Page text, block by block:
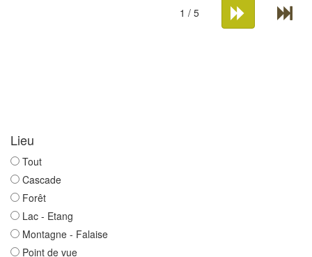
1 / 5
Lieu
Tout
Cascade
Forêt
Lac - Etang
Montagne - Falaise
Point de vue